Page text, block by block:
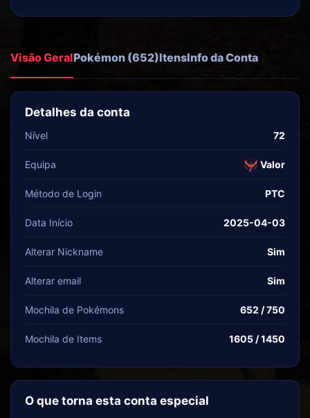
Visão GeralPokémon (652)ItensInfo da Conta
Detalhes da conta
Nível 72
Equipa Valor
Método de Login PTC
Data Início 2025-04-03
Alterar Nickname Sim
Alterar email Sim
Mochila de Pokémons 652 / 750
Mochila de Items 1605 / 1450
O que torna esta conta especial